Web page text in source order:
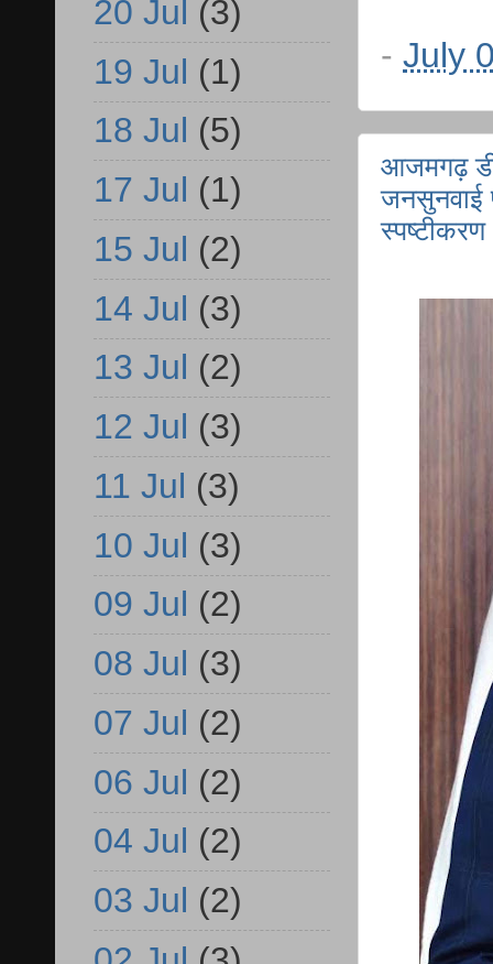
- July
आजमगढ़
जनसुनवाई
स्पष्टीकरण
20 Jul (3)
19 Jul (1)
18 Jul (5)
17 Jul (1)
15 Jul (2)
14 Jul (3)
13 Jul (2)
12 Jul (3)
11 Jul (3)
10 Jul (3)
09 Jul (2)
08 Jul (3)
07 Jul (2)
06 Jul (2)
04 Jul (2)
03 Jul (2)